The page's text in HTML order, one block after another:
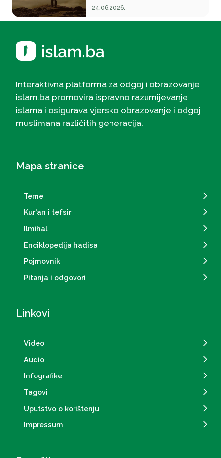
24.06.2026.
Interaktivna platforma za odgoj i obrazovanje
islam.ba promovira ispravno razumijevanje
islama i osigurava vjersko obrazovanje i odgoj
muslimana različitih generacija.
Mapa stranice
Teme
Kur'an i tefsir
Ilmihal
Enciklopedija hadisa
Pojmovnik
Pitanja i odgovori
Linkovi
Video
Audio
Infografike
Tagovi
Uputstvo o korištenju
Impressum